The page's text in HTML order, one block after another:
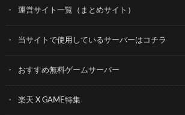
運営サイト一覧（まとめサイト）
当サイトで使用しているサーバーはコチラ
おすすめ無料ゲームサーバー
楽天 X GAME特集